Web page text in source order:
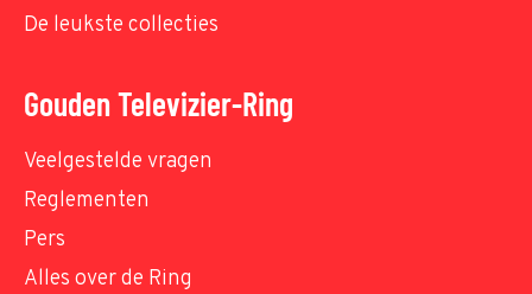
De leukste collecties
Gouden Televizier-Ring
Veelgestelde vragen
Reglementen
Pers
Alles over de Ring